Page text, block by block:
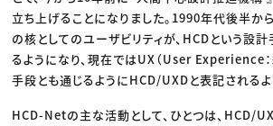
立ち上げることになりました。1990年代後半か
の核としてのユーザビリティが、HCDという設
るようになり、現在ではUX（User Experience
手段とも通じるようにHCD/UXDと表記されるよ
HCD-Netの主な活動として、ひとつは、HCD/